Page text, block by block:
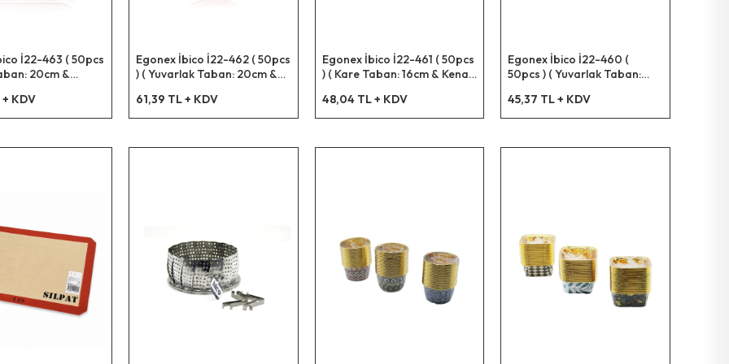
İ22-463 ( 50pcs
20cm &
( Kağıt )*100
KDV
Egonex İbico İ22-462 ( 50pcs
) ( Yuvarlak Taban: 20cm &
Pişirme Kalıp ( Kağıt )*100
61,39 TL + KDV
Egonex İbico İ22-461 ( 50pcs
) ( Kare Taban: 16cm & Kenar:
( Kağıt )*200
48,04 TL + KDV
Egonex İbico İ22-460 (
50pcs ) ( Yuvarlak Taban:
Fryer Pişirme Kalıp ( Kağıt
)*200
45,37 TL + KDV